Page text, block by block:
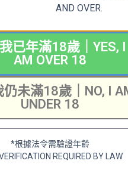
AND OVER.
已年滿18歲｜YES, I
AM OVER 18
未滿18歲｜NO, I
UNDER 18
*根據法令需驗證年齡
REQUIRED BY LAW